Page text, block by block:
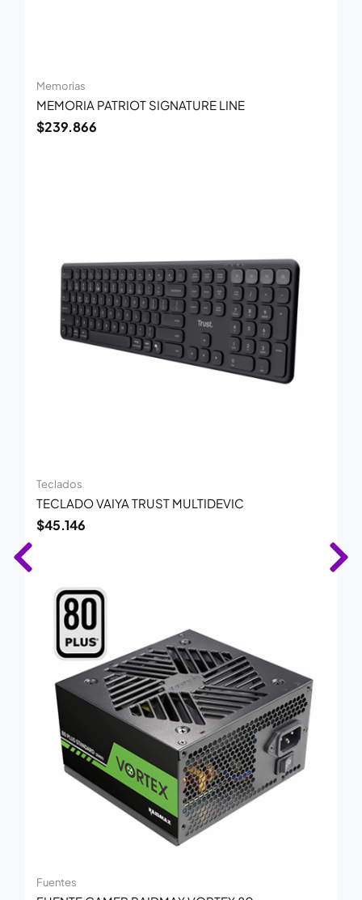
Memorias
MEMORIA PATRIOT SIGNATURE LINE
$239.866
Teclados
TECLADO VAIYA TRUST MULTIDEVIC
$45.146
Fuentes